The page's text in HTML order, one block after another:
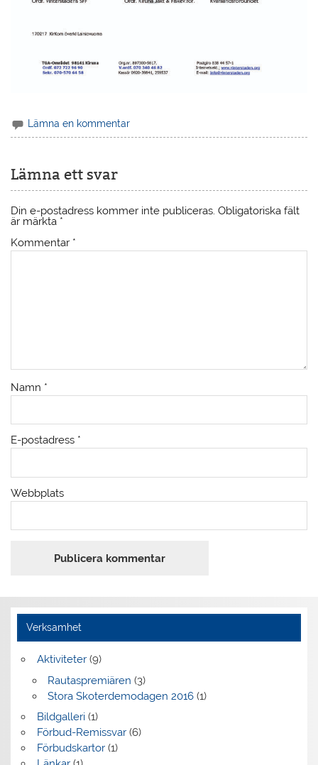
Lämna en kommentar
Lämna ett svar
Din e-postadress kommer inte publiceras. Obligatoriska fält
är märkta *
Kommentar *
Namn *
E-postadress *
Webbplats
Verksamhet
Aktiviteter(9)
Rautaspremiären (3)
Stora Skoterdemodagen 2016(1)
Bildgalleri(1)
Förbud-Remissvar(6)
Förbudskartor(1)